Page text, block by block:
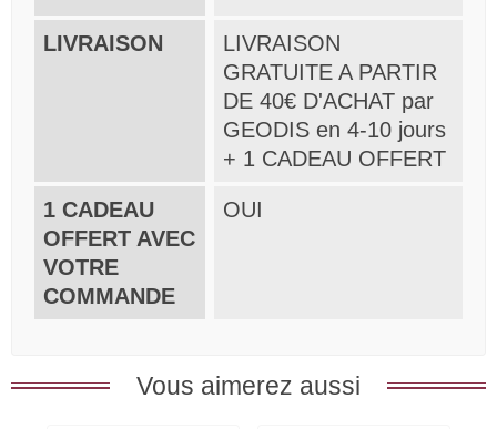
LIVRAISON
LIVRAISON
GRATUITE A PARTIR
DE 40€ D'ACHAT par
GEODIS en 4-10 jours
+ 1 CADEAU OFFERT
1 CADEAU
OFFERT AVEC
VOTRE
COMMANDE
OUI
Vous aimerez aussi